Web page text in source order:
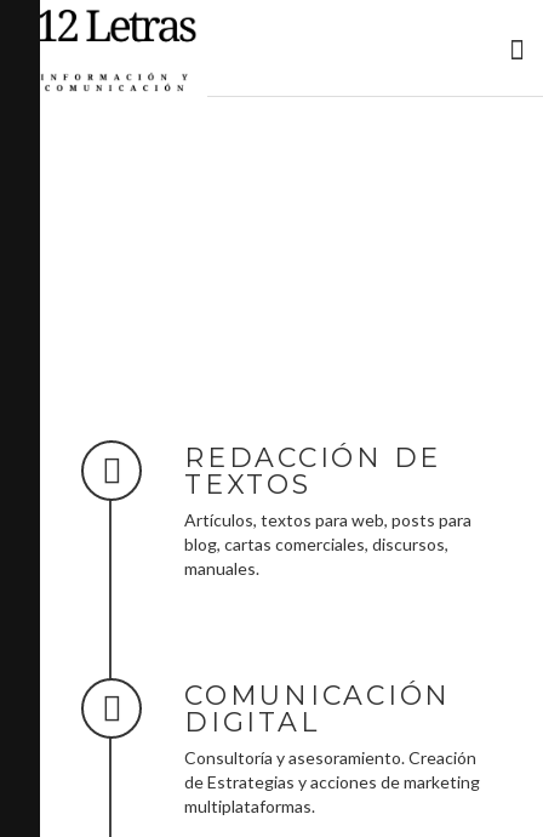
REDACCIÓN DE
TEXTOS
Artículos, textos para web, posts para
blog, cartas comerciales, discursos,
manuales.
COMUNICACIÓN
DIGITAL
Consultoría y asesoramiento. Creación
de Estrategias y acciones de marketing
multiplataformas.